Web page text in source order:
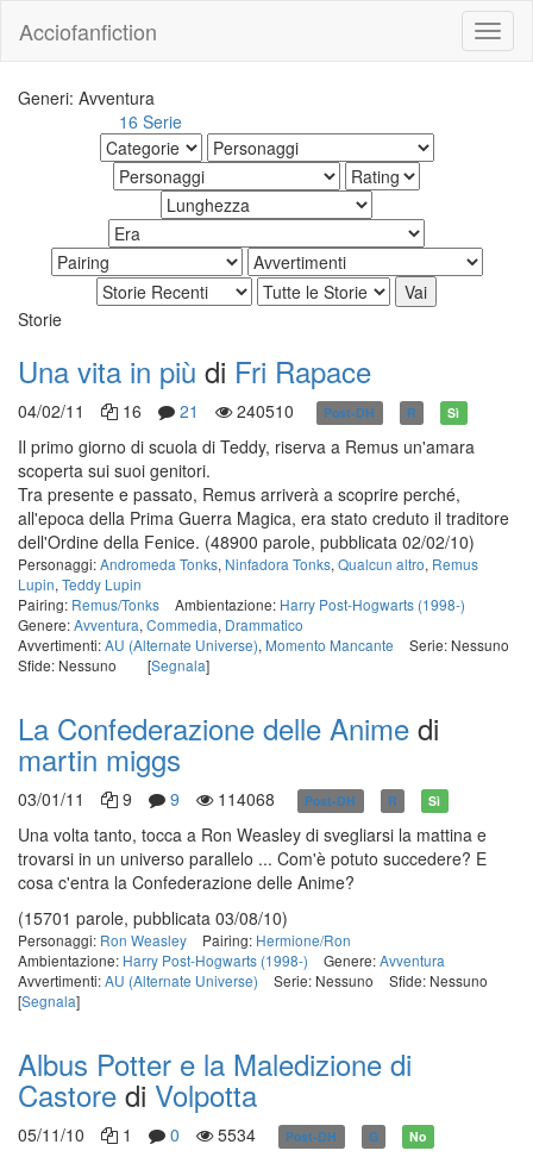
Acciofanfiction
Generi: Avventura
16 Serie
Storie
Una vita in più di Fri Rapace
04/02/11 16 21 240510 Post-DH R Sì
Il primo giorno di scuola di Teddy, riserva a Remus un'amara
scoperta sui suoi genitori.
Tra presente e passato, Remus arriverà a scoprire perché,
all'epoca della Prima Guerra Magica, era stato creduto il traditore
dell'Ordine della Fenice. (48900 parole, pubblicata 02/02/10)
Personaggi:Andromeda Tonks, Ninfadora Tonks, Qualcun altro, Remus
Lupin, Teddy Lupin
Pairing: Remus/Tonks Ambientazione: Harry Post-Hogwarts (1998-)
Genere:Avventura, Commedia, Drammatico
Avvertimenti:AU (Alternate Universe), Momento Mancante
Serie: Nessuno
Sfide: Nessuno
[Segnala]
La Confederazione delle Anime di
martin miggs
03/01/11 9 9 114068 Post-DH R Sì
Una volta tanto, tocca a Ron Weasley di svegliarsi la mattina e
trovarsi in un universo parallelo ... Com'è potuto succedere? E
cosa c'entra la Confederazione delle Anime?
(15701 parole, pubblicata 03/08/10)
Personaggi: Ron Weasley Pairing: Hermione/Ron
Ambientazione: Harry Post-Hogwarts (1998-) Genere:Avventura
Avvertimenti:AU (Alternate Universe) Serie: Nessuno
Sfide: Nessuno
[Segnala]
Albus Potter e la Maledizione di
Castore di Volpotta
05/11/10 1 0 5534 Post-DH G No